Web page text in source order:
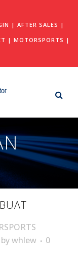
| AFTER SALES |
| MOTORSPORTS |
bywhlew
0